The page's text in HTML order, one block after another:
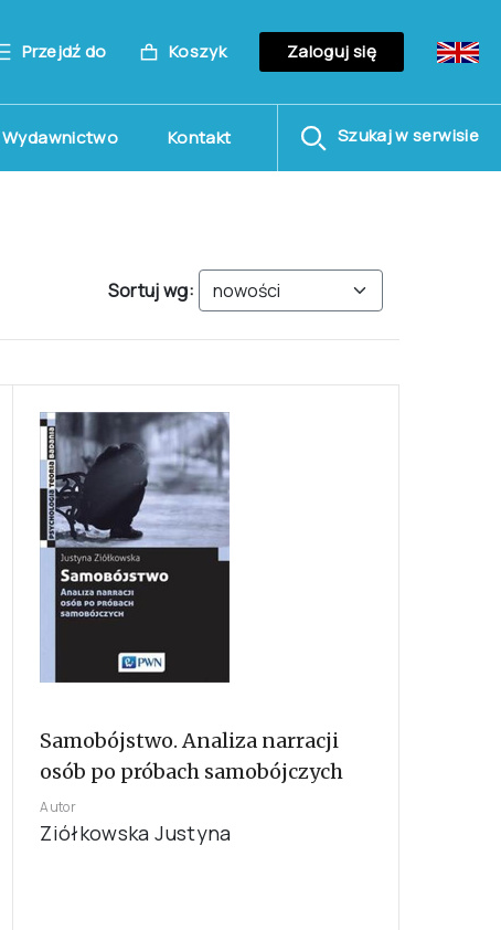
Przejdź do Koszyk Zaloguj się
Wydawnictwo Kontakt Szukaj w serwisie
Sortuj wg:
Samobójstwo. Analiza narracji
osób po próbach samobójczych
Autor
Ziółkowska Justyna